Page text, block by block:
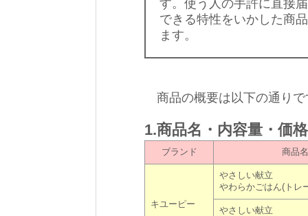
す。使う人の手許に直接
できる特性をいかした商
ます。
商品の概要は以下の通りで
1.商品名・内容量・価
ブランド 商品名
キユーピー
やさしい献立
やわらかごはん(トレ
やさしい献立